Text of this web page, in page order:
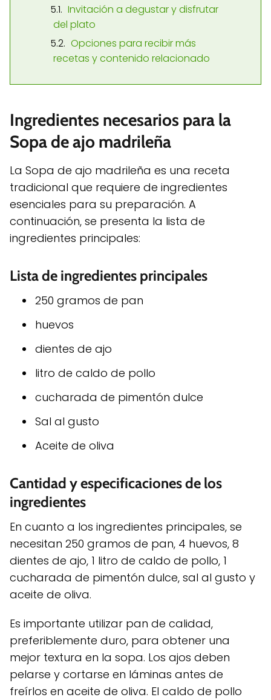
Invitación a degustar y disfrutar
del plato
Opciones para recibir más
recetas y contenido relacionado
Ingredientes necesarios para la
Sopa de ajo madrileña
La Sopa de ajo madrileña es una receta
tradicional que requiere de ingredientes
esenciales para su preparación. A
continuación, se presenta la lista de
ingredientes principales:
Lista de ingredientes principales
250 gramos de pan
huevos
dientes de ajo
litro de caldo de pollo
cucharada de pimentón dulce
Sal al gusto
Aceite de oliva
Cantidad y especificaciones de los
ingredientes
En cuanto a los ingredientes principales, se
necesitan 250 gramos de pan, 4 huevos, 8
dientes de ajo, 1 litro de caldo de pollo, 1
cucharada de pimentón dulce, sal al gusto y
aceite de oliva.
Es importante utilizar pan de calidad,
preferiblemente duro, para obtener una
mejor textura en la sopa. Los ajos deben
pelarse y cortarse en láminas antes de
freírlos en aceite de oliva. El caldo de pollo